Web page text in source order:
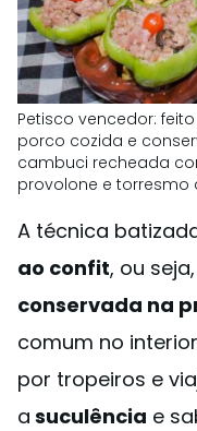
Petisco vencedor:
porco cozida e
cambuci recheada
provolone e torresmo
A técnica
ao confit, ou
conservada na
comum no
por tropeiros e
a suculência e